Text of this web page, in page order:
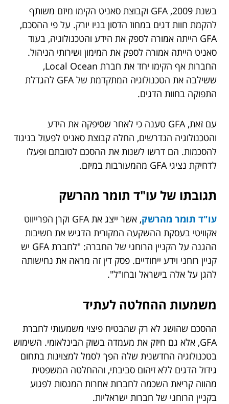
בשנת 2009, GFA וקבוצת סאניט הקימו מיזם משותף
להקמת חוות דגים במחוז הדסון בניו יורק. על פי ההסכם,
GFA הייתה אמורה לספק את הידע והטכנולוגיה, בעוד
סאניט הייתה אמורה לספק את המימון ושירותי הניהול.
החברות אף הקימו יחד את חברת Local Ocean,
ששילבה את הטכנולוגיה המתקדמת של GFA להגדלת
התפוקה בחוות הדגים.
עם זאת, GFA טענה כי לאחר שסיפקה את הידע
והטכנולוגיה הנדרשים, החלה קבוצת סאניט לפעול בניגוד
להסכמות. הם דרשו לשנות את ההסכם לטובתם ופעלו
לדחיקת נציגי GFA מהמעורבות במיזם.
תגובתו של עו"ד תומר מהרשק
עו"ד תומר מהרשק
, אשר ייצג את GFA וקרן הפרייווט
אקוויטי בעסקת ההשקעה המקורית הדגיש את חשיבות
ההגנה על הקניין הרוחני של החברה: "לחברת GFA יש
קניין רוחני וידע ייחודיים. פסק דין זה מראה את נחישותה
להגן על אלה בישראל ובחו"ל".
משמעות ההחלטה לעתיד
ההסכם שהושג לא רק שהבטיח פיצוי משמעותי לחברת
GFA, אלא גם חיזק את מעמדה בשוק הבינלאומי. השימוש
בטכנולוגיה החדשנית שלה הפך לסמל למצוינות בתחום
גידול הדגים ללא זיהום סביבתי, וההחלטה המשפטית
מהווה קריאת השכמה לחברות אחרות המנסות לפגוע
בקניין הרוחני של חברות ישראליות.